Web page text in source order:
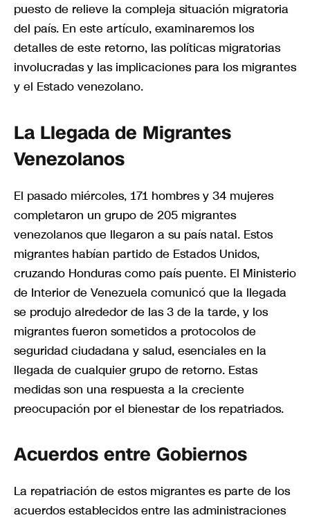
puesto de relieve la compleja situación migratoria
del país. En este artículo, examinaremos los
detalles de este retorno, las políticas migratorias
involucradas y las implicaciones para los migrantes
y el Estado venezolano.
La Llegada de Migrantes
Venezolanos
El pasado miércoles, 171 hombres y 34 mujeres
completaron un grupo de 205 migrantes
venezolanos que llegaron a su país natal. Estos
migrantes habían partido de Estados Unidos,
cruzando Honduras como país puente. El Ministerio
de Interior de Venezuela comunicó que la llegada
se produjo alrededor de las 3 de la tarde, y los
migrantes fueron sometidos a protocolos de
seguridad ciudadana y salud, esenciales en la
llegada de cualquier grupo de retorno. Estas
medidas son una respuesta a la creciente
preocupación por el bienestar de los repatriados.
Acuerdos entre Gobiernos
La repatriación de estos migrantes es parte de los
acuerdos establecidos entre las administraciones